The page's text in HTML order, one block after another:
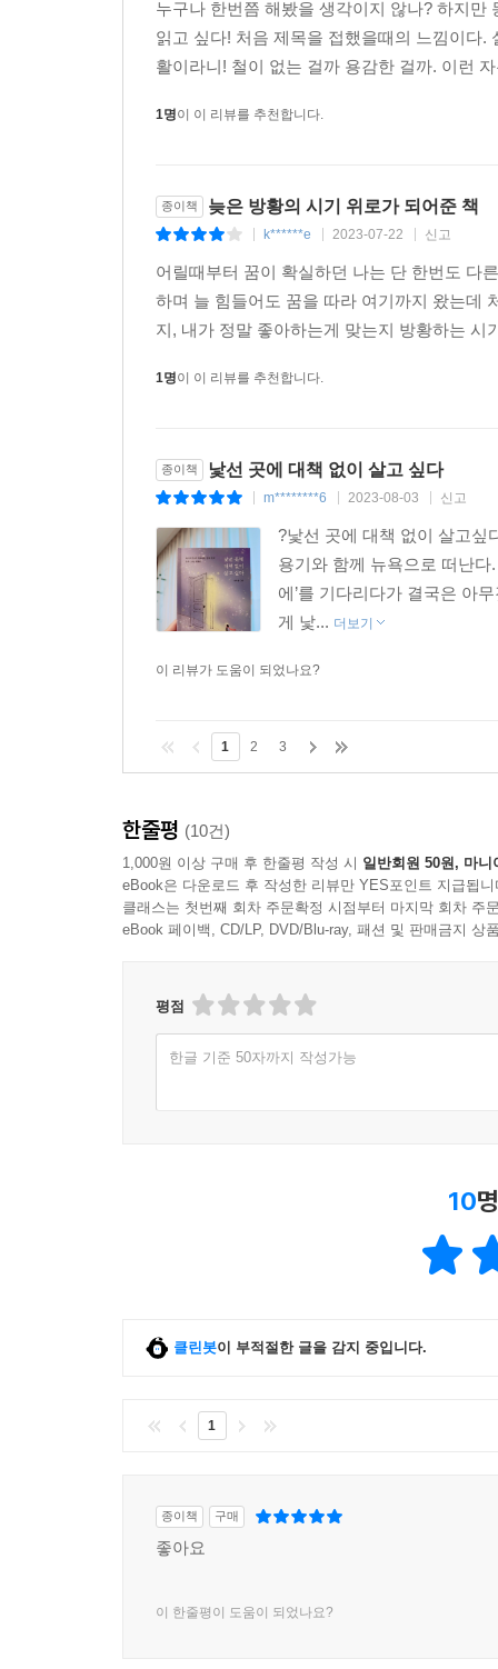
기술한 정보는 우리가 안전하고 윤택한 타국 생활
작가는 주거에 대한 팁(생존)과 로망을 실현해
작고 소소한 행복들을 새롭고 낯선 공간에서 해
누구나 한번쯤 해봤을 생각이지 않나? 하지
읽고 싶다! 처음 제목을 접했을때의 느낌이다
활이라니! 철이 없는 걸까 용감한 걸까. 이런
1명이 이 리뷰를 추천합니다.
종이책 늦은 방황의 시기 위로가 되어준 책
k******e 2023-07-22 신고
어릴때부터 꿈이 확실하던 나는 단 한번도 다
하며 늘 힘들어도 꿈을 따라 여기까지 왔는데
지, 내가 정말 좋아하는게 맞는지 방황하는
1명이 이 리뷰를 추천합니다.
종이책 낯선 곳에 대책 없이 살고 싶다
m********6 2023-08-03 신고
?낯선 곳에 대책 없이 살고싶
용기와 함께 뉴욕으로 떠난
에’를 기다리다가 결국은 아
게 낯... 더보기
이 리뷰가 도움이 되었나요?
1 2 3
한줄평 (10건)
1,000원 이상 구매 후 한줄평 작성 시 일반회원 50원, 마니
eBook은 다운로드 후 작성한 리뷰만 YES포인트 지급됩니
클래스는 첫번째 회차 주문확정 시점부터 마지막 회차 주
eBook 페이백, CD/LP, DVD/Blu-ray, 패션 및 판매금지 상
평점
한글 기준 50자까지 작성가능
10
클린봇이 부적절한 글을 감지 중입니다.
1
종이책 구매
좋아요
이 한줄평이 도움이 되었나요?